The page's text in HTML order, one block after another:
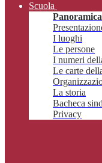
Scuola
Panoramica
I luoghi
Le persone
I numeri
Le carte
La storia
Bacheca
Privacy